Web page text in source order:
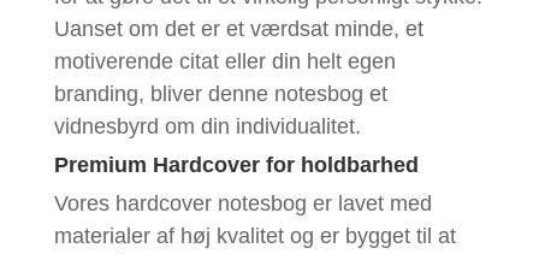
Uanset om det er et værdsat minde, et
motiverende citat eller din helt egen
branding, bliver denne notesbog et
vidnesbyrd om din individualitet.
Premium Hardcover for holdbarhed
Vores hardcover notesbog er lavet med
materialer af høj kvalitet og er bygget til at